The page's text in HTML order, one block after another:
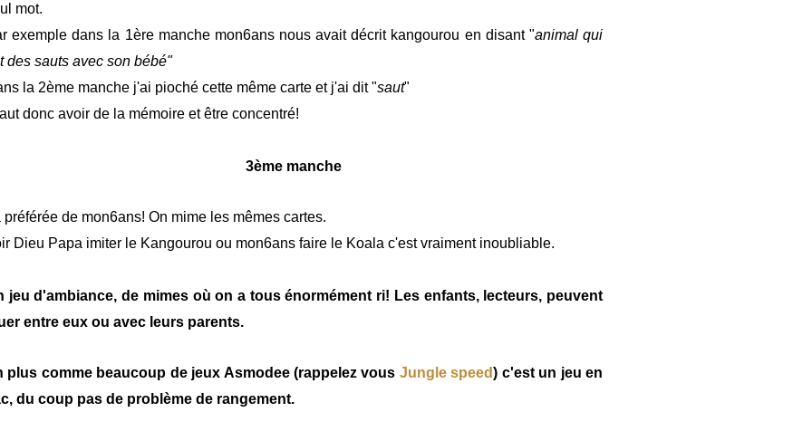
mot.
exemple dans la 1ère manche mon6ans nous avait décrit kangourou en disant "animal qui
des sauts avec son bébé"
la 2ème manche j'ai pioché cette même carte et j'ai dit "saut"
faut donc avoir de la mémoire et être concentré!
3ème manche
préférée de mon6ans! On mime les mêmes cartes.
Dieu Papa imiter le Kangourou ou mon6ans faire le Koala c'est vraiment inoubliable.
jeu d'ambiance, de mimes où on a tous énormément ri! Les enfants, lecteurs, peuvent
entre eux ou avec leurs parents.
plus comme beaucoup de jeux Asmodee (rappelez vous Jungle speed) c'est un jeu en
du coup pas de problème de rangement.